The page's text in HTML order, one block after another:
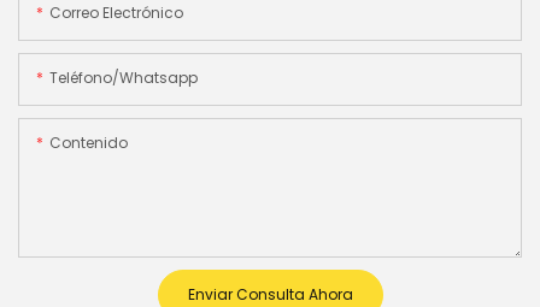
Correo Electrónico
Teléfono/whatsapp
Contenido
Enviar Consulta Ahora